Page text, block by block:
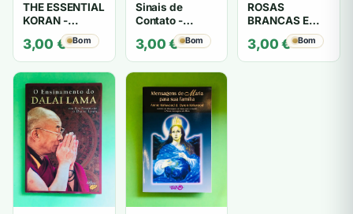
THE ESSENTIAL
KORAN -
THOMAS
CLEARY
3,00 € Bom
Sinais de
Contato -
Trigueirinho
3,00€ Bom
ROSAS
BRANCAS E
VERMELHAS -
António
Barahona
3,00€ Bom